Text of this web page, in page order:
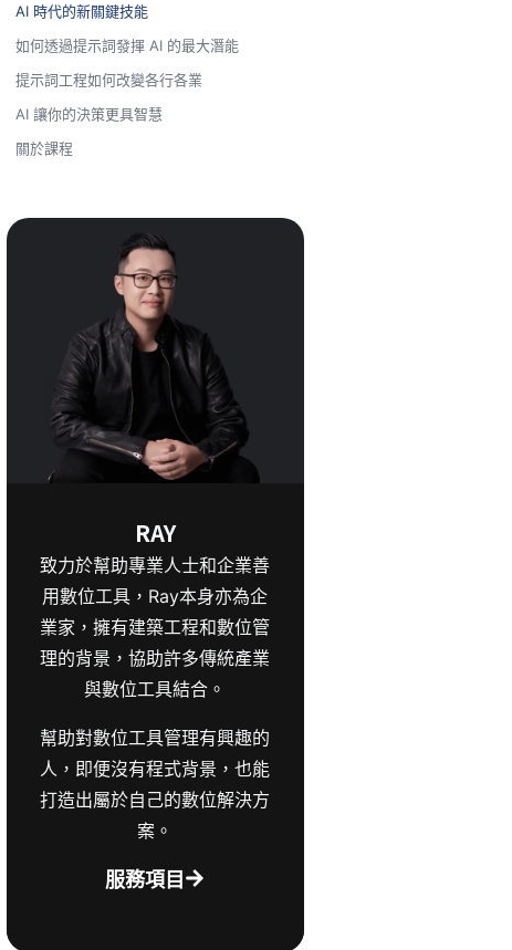
AI 時代的新關鍵技能
如何透過提示詞發揮 AI 的最大潛能
提示詞工程如何改變各行各業
AI 讓你的決策更具智慧
關於課程
RAY
致力於幫助專業人士和企業善
用數位工具，Ray本身亦為企
業家，擁有建築工程和數位管
理的背景，協助許多傳統產業
與數位工具結合。
幫助對數位工具管理有興趣的
人，即便沒有程式背景，也能
打造出屬於自己的數位解決方
案。
服務項目